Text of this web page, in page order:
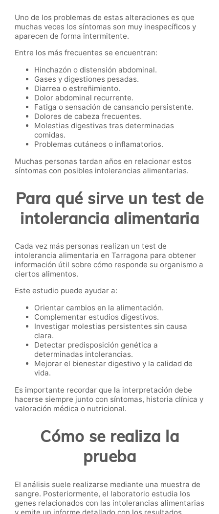
Uno de los problemas de estas alteraciones es que
muchas veces los síntomas son muy inespecíficos y
aparecen de forma intermitente.
Entre los más frecuentes se encuentran:
Hinchazón o distensión abdominal.
Gases y digestiones pesadas.
Diarrea o estreñimiento.
Dolor abdominal recurrente.
Fatiga o sensación de cansancio persistente.
Dolores de cabeza frecuentes.
Molestias digestivas tras determinadas
comidas.
Problemas cutáneos o inflamatorios.
Muchas personas tardan años en relacionar estos
síntomas con posibles intolerancias alimentarias.
Para qué sirve un test de
intolerancia alimentaria
Cada vez más personas realizan un test de
intolerancia alimentaria en Tarragona para obtener
información útil sobre cómo responde su organismo a
ciertos alimentos.
Este estudio puede ayudar a:
Orientar cambios en la alimentación.
Complementar estudios digestivos.
Investigar molestias persistentes sin causa
clara.
Detectar predisposición genética a
determinadas intolerancias.
Mejorar el bienestar digestivo y la calidad de
vida.
Es importante recordar que la interpretación debe
hacerse siempre junto con síntomas, historia clínica y
valoración médica o nutricional.
Cómo se realiza la
prueba
El análisis suele realizarse mediante una muestra de
sangre. Posteriormente, el laboratorio estudia los
genes relacionados con las intolerancias alimentarias
y emite un informe detallado con los resultados